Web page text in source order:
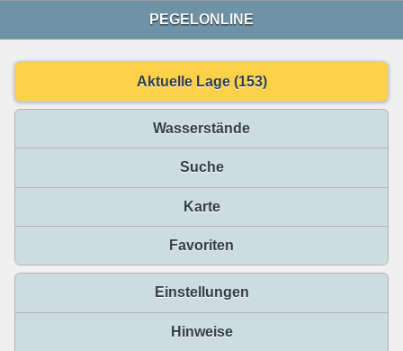
PEGELONLINE
Aktuelle Lage (153)
Wasserstände
Suche
Karte
Favoriten
Einstellungen
Hinweise